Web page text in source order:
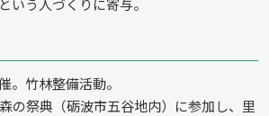
う人づくりに寄与。
。竹林整備活動。
の祭典（砺波市五谷地内）に参加し、里